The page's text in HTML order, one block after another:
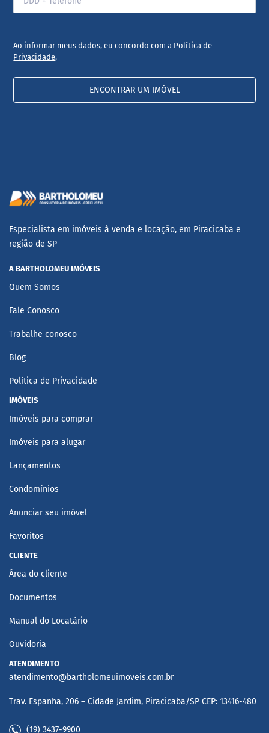
Ao informar meus dados, eu concordo com a Política de
Privacidade.
ENCONTRAR UM IMÓVEL
Especialista em imóveis à venda e locação, em Piracicaba e
região de SP
A BARTHOLOMEU IMÓVEIS
Quem Somos
Fale Conosco
Trabalhe conosco
Blog
Política de Privacidade
IMÓVEIS
Imóveis para comprar
Imóveis para alugar
Lançamentos
Condomínios
Anunciar seu imóvel
Favoritos
CLIENTE
Área do cliente
Documentos
Manual do Locatário
Ouvidoria
ATENDIMENTO
atendimento@bartholomeuimoveis.com.br
Trav. Espanha, 206 – Cidade Jardim, Piracicaba/SP CEP: 13416-480
(19) 3437-9900